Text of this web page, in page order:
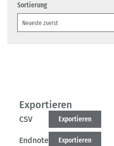
Sortierung
Exportieren
CSV Exportieren
Endnote Exportieren